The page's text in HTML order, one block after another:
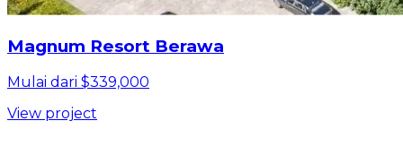
Magnum Resort Berawa
Mulai dari $339,000
View project